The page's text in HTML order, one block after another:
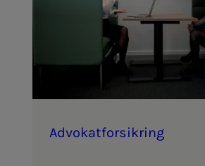
Ad­vo­kat­­­for­­­sik­ring